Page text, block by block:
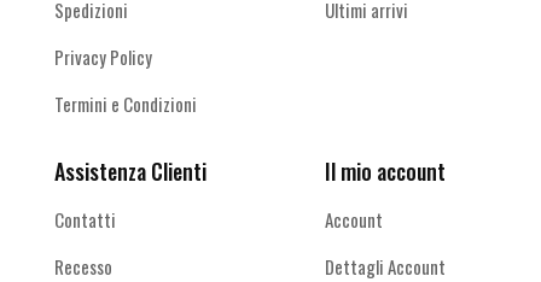
Spedizioni
Privacy Policy
Termini e Condizioni
Ultimi arrivi
Assistenza Clienti
Contatti
Recesso
Il mio account
Account
Dettagli Account